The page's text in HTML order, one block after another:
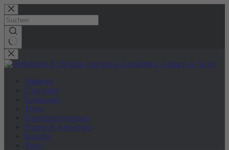
Zum
Inhalt
springen
Keine
Ergebnisse
Startseite
Über mich
Leistungen
Preise
Kundenrezensionen
Fragen & Antworten
Kontakt
Tools